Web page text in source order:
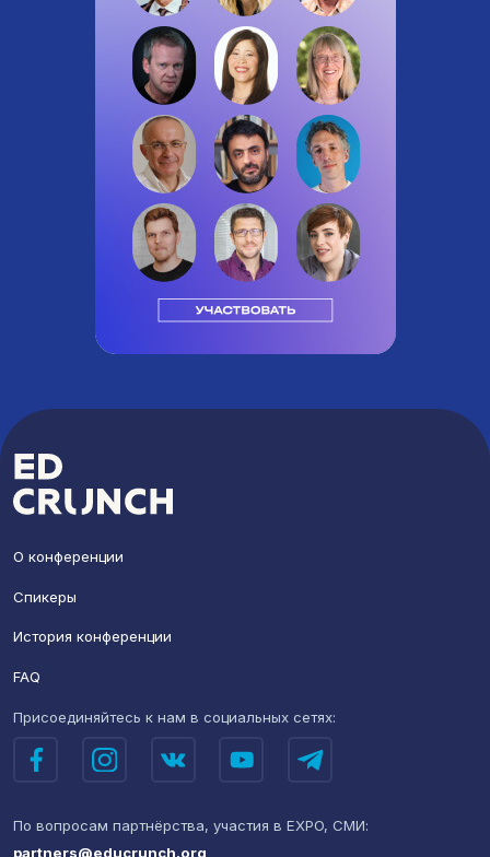
О конференции
Спикеры
История конференции
FAQ
Присоединяйтесь к намв социальных сетях:
По вопросам партнёрства, участия в EXPO, СМИ:
partners@educrunch.org